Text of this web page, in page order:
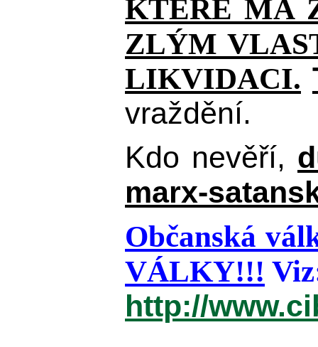
KTERÉ MÁ
ZLÝM
LIKVIDACI.
vraždění.
Kdo nevěří,
marx-
Občanská
VÁLKY!!!
http://